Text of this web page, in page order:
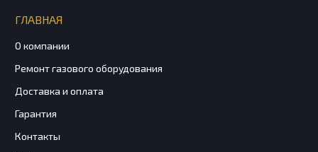
ГЛАВНАЯ
О компании
Ремонт газового оборудования
Доставка и оплата
Гарантия
Контакты